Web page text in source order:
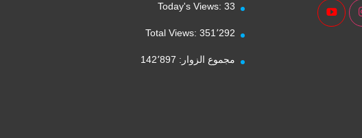
Today's Views: 33
Total Views: 351٬292
مجموع الزوار: 142٬897